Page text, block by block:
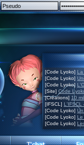
[Code Lyoko] La
[Code Lyoko]
[Code Lyoko]
[Site] Code
[Créations] 10
[IFSCL] L'IFSCL
[Code Lyoko]
[Code Lyoko] Le
[Code Lyoko]